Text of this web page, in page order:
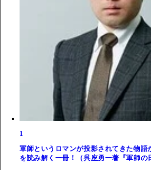
1
軍師というロマンが投影されてきた物語
を読み解く一冊！（呉座勇一著『軍師の